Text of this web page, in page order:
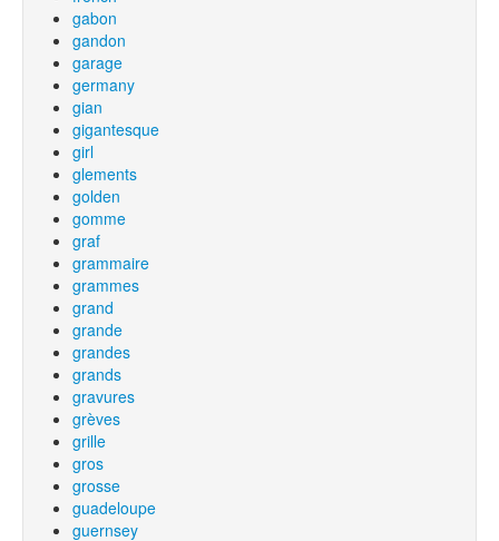
gabon
gandon
garage
germany
gian
gigantesque
girl
glements
golden
gomme
graf
grammaire
grammes
grand
grande
grandes
grands
gravures
grèves
grille
gros
grosse
guadeloupe
guernsey